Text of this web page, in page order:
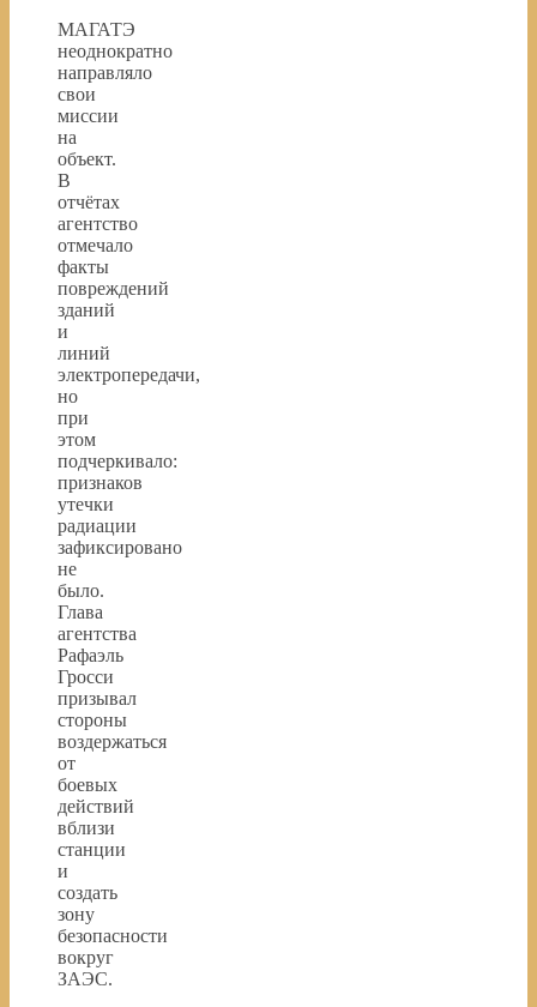
МАГАТЭ
неоднократно
направляло
свои
миссии
на
объект.
В
отчётах
агентство
отмечало
факты
повреждений
зданий
и
линий
электропередачи,
но
при
этом
подчеркивало:
признаков
утечки
радиации
зафиксировано
не
было.
Глава
агентства
Рафаэль
Гросси
призывал
стороны
воздержаться
от
боевых
действий
вблизи
станции
и
создать
зону
безопасности
вокруг
ЗАЭС.